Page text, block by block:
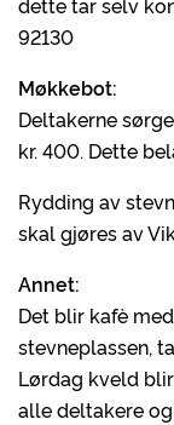
92130
Møkkebot:
Deltakerne
kr. 400. Dette
Rydding av
skal gjøres av
Annet:
Det blir kafè
stevneplassen,
Lørdag kveld
alle deltakere